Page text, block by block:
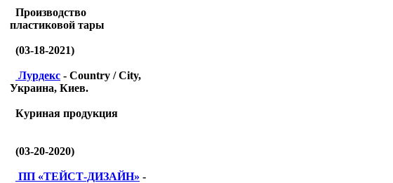
Производство
пластиковой тары
(03-18-2021)
Лурдекс - Country / City,
Украина, Киев.
Куриная продукция
(03-20-2020)
ПП «ТЕЙСТ-ДИЗАЙН» -